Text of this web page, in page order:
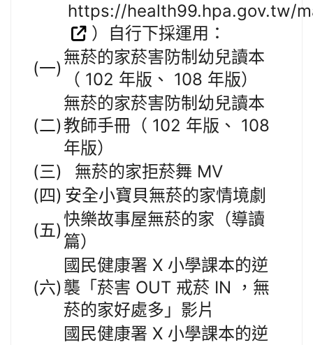
https://health99.hpa.gov.tw/
）自行下採運用：
(一)
無菸的家菸害防制幼兒讀本
（ 102 年版、 108 年版）
(二)
無菸的家菸害防制幼兒讀本
教師手冊（ 102 年版、 108
年版）
(三)
無菸的家拒菸舞 MV
(四) 安全小寶貝無菸的家情境劇
(五)
快樂故事屋無菸的家（導讀
篇）
(六)
國民健康署 X 小學課本的逆
襲「菸害 OUT 戒菸 IN ，無
菸的家好處多」影片
國民健康署 X 小學課本的逆